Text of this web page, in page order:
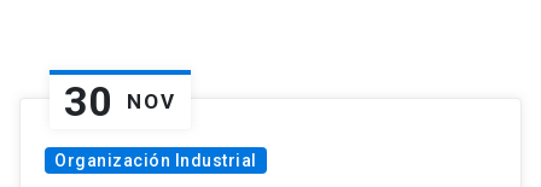
30 NOV
Organización Industrial